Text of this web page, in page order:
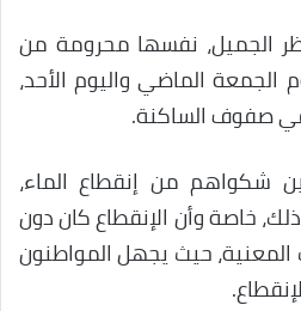
الجميل، نفسها محرومة من
الماضي واليوم الأحد،
صفوف الساكنة.
شكواهم من إنقطاع الماء،
خاصة وأن الإنقطاع كان دون
حيث يجهل المواطنون